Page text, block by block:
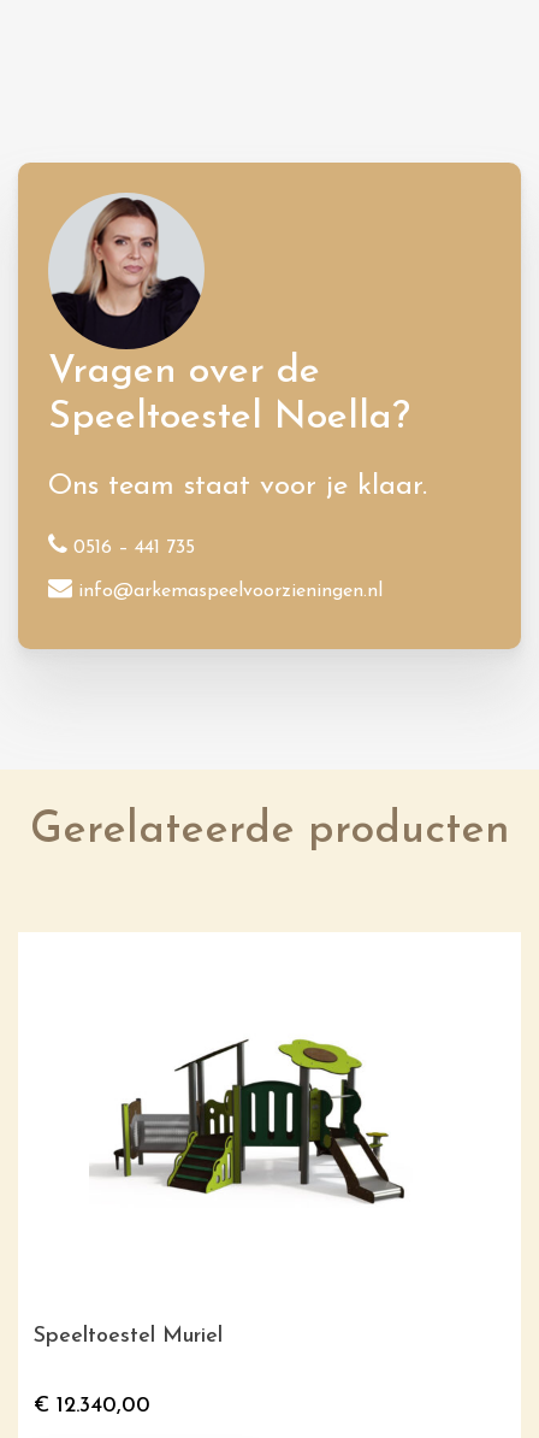
Vragen over de
Speeltoestel Noella?
Ons team staat voor je klaar.
0516 – 441 735
info@arkemaspeelvoorzieningen.nl
Gerelateerde producten
Speeltoestel Muriel
€ 12.340,00